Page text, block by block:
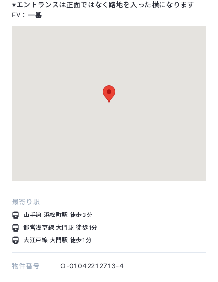
※エントランスは正面ではなく路地を入った横になります
EV：一基
最寄り駅
山手線 浜松町駅 徒歩3分
都営浅草線 大門駅徒歩1分
大江戸線 大門駅 徒歩1分
物件番号 O-01042212713-4